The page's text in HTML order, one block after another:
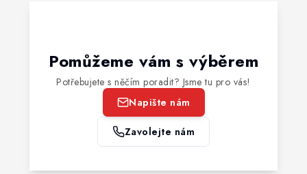
Pomůžeme vám s výběrem
Potřebujete s něčím poradit? Jsme tu pro vás!
Napište nám
Zavolejte nám